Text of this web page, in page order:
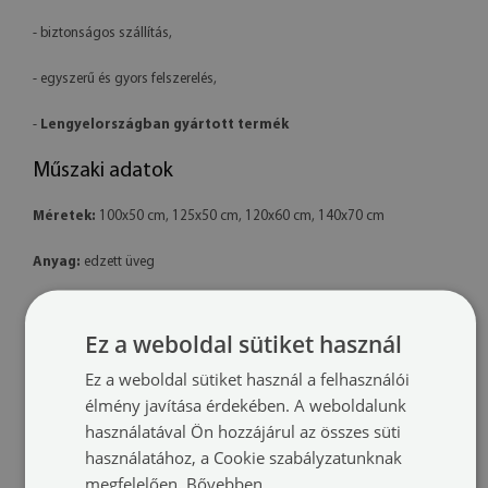
- biztonságos szállítás,
- egyszerű és gyors felszerelés,
- Lengyelországban gyártott termék
Műszaki adatok
Méretek: 100x50 cm, 125x50 cm, 120x60 cm, 140x70 cm
Anyag: edzett üveg
téglalap alakú
Felszerelés: a termék készen áll a felszerelésre. A csomag tartalmaz
professzionális polimer ragasztót is.
További információk:
Ez a weboldal sütiket használ
Ez a weboldal sütiket használ a felhasználói
élmény javítása érdekében. A weboldalunk
használatával Ön hozzájárul az összes süti
használatához, a Cookie szabályzatunknak
megfelelően. Bővebben